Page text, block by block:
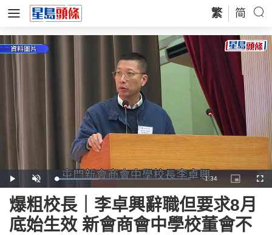
繁 简
Play Unmute Loaded:
32.44%
Remaining
Time
-1:34
Picture-
in-
爆粗校長｜李卓興辭職但要求8月
底始生效 新會商會中學校董會不